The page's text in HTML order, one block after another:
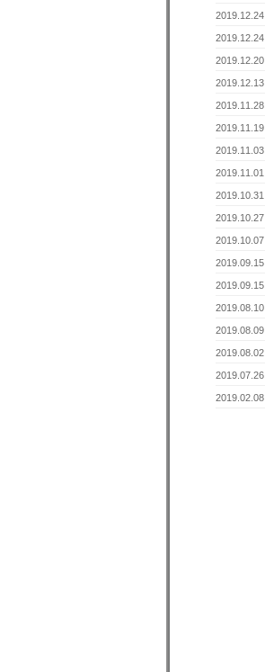
2019.12.24
2019.12.24
2019.12.20
2019.12.13
2019.11.28
2019.11.19
2019.11.03
2019.11.01
2019.10.31
2019.10.27
2019.10.07
2019.09.15
2019.09.15
2019.08.10
2019.08.09
2019.08.02
2019.07.26
2019.02.08